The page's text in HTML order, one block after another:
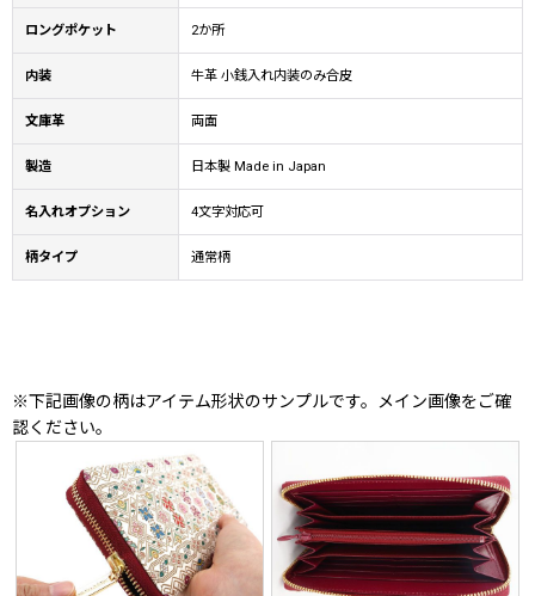
ロングポケット 2か所
内装 牛革 小銭入れ内装のみ合皮
文庫革 両面
製造 日本製 Made in Japan
名入れオプション 4文字対応可
柄タイプ 通常柄
※下記画像の柄はアイテム形状のサンプルです。メイン画像をご確
認ください。